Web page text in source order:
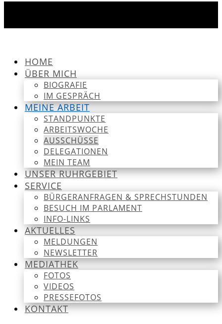
HOME
ÜBER MICH
BIOGRAFIE
IM GESPRÄCH
MEINE ARBEIT
STANDPUNKTE
ARBEITSWOCHE
AUSSCHÜSSE
DELEGATIONEN
MEIN TEAM
UNSER RUHRGEBIET
SERVICE
BÜRGERANFRAGEN & SPRECHSTUNDEN
BESUCH IM PARLAMENT
INFO-LINKS
AKTUELLES
MELDUNGEN
NEWSLETTER
MEDIATHEK
FOTOS
VIDEOS
PRESSEFOTOS
KONTAKT